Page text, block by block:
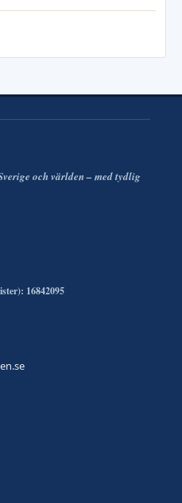
och världen – med tydlig
16842095